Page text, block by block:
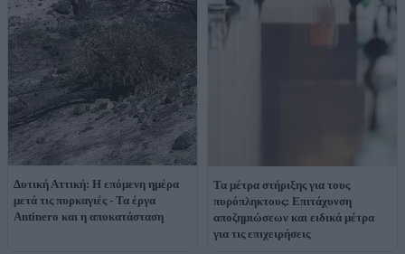
Δυτική Αττική: Η επόμενη ημέρα
μετά τις πυρκαγιές - Τα έργα
Antinero και η αποκατάσταση
Τα μέτρα στήριξης για τους
πυρόπληκτους: Επιτάχυνση
αποζημιώσεων και ειδικά μέτρα
για τις επιχειρήσεις